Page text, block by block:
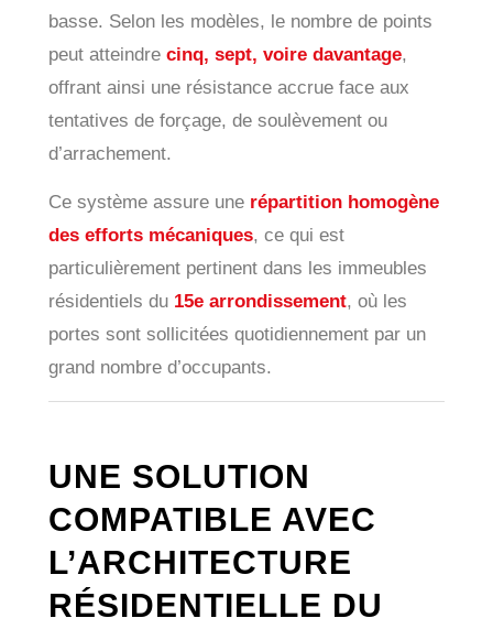
basse. Selon les modèles, le nombre de points
peut atteindre cinq, sept, voire davantage,
offrant ainsi une résistance accrue face aux
tentatives de forçage, de soulèvement ou
d’arrachement.
Ce système assure une répartition homogène
des efforts mécaniques, ce qui est
particulièrement pertinent dans les immeubles
résidentiels du 15e arrondissement, où les
portes sont sollicitées quotidiennement par un
grand nombre d’occupants.
UNE SOLUTION
COMPATIBLE AVEC
L’ARCHITECTURE
RÉSIDENTIELLE DU